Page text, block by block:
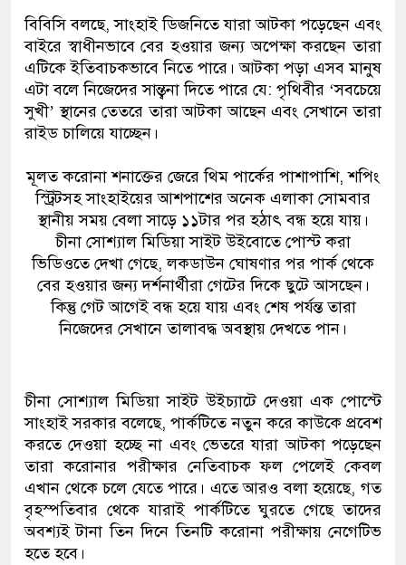
বিবিসি বলছে, সাংহাই ডিজনিতে যারা আটকা পড়েছেন এবং
বাইরে স্বাধীনভাবে বের হওয়ার জন্য অপেক্ষা করছেন তারা
এটিকে ইতিবাচকভাবে নিতে পারে। আটকা পড়া এসব মানুষ
এটা বলে নিজেদের সান্ত্বনা দিতে পারে যে: পৃথিবীর ‘সবচেয়ে
সুখী’ স্থানের তেতরে তারা আটকা আছেন এবং সেখানে তারা
রাইড চালিয়ে যাচ্ছেন।
মূলত করোনা শনাক্তের জেরে থিম পার্কের পাশাপাশি, শপিং
স্ট্রিটসহ সাংহাইয়ের আশপাশের অনেক এলাকা সোমবার
স্থানীয় সময় বেলা সাড়ে ১১টার পর হঠাৎ বন্ধ হয়ে যায়।
চীনা সোশ্যাল মিডিয়া সাইট উইবোতে পোস্ট করা
ভিডিওতে দেখা গেছে, লকডাউন ঘোষণার পর পার্ক থেকে
বের হওয়ার জন্য দর্শনার্থীরা গেটের দিকে ছুটে আসছেন।
কিন্তু গেট আগেই বন্ধ হয়ে যায় এবং শেষ পর্যন্ত তারা
নিজেদের সেখানে তালাবদ্ধ অবস্থায় দেখতে পান।
চীনা সোশ্যাল মিডিয়া সাইট উইচ্যাটে দেওয়া এক পোস্টে
সাংহাই সরকার বলেছে, পার্কটিতে নতুন করে কাউকে প্রবেশ
করতে দেওয়া হচ্ছে না এবং ভেতরে যারা আটকা পড়েছেন
তারা করোনার পরীক্ষার নেতিবাচক ফল পেলেই কেবল
এখান থেকে চলে যেতে পারে। এতে আরও বলা হয়েছে, গত
বৃহস্পতিবার থেকে যারাই পার্কটিতে ঘুরতে গেছে তাদের
অবশ্যই টানা তিন দিনে তিনটি করোনা পরীক্ষায় নেগেটিভ
হতে হবে।